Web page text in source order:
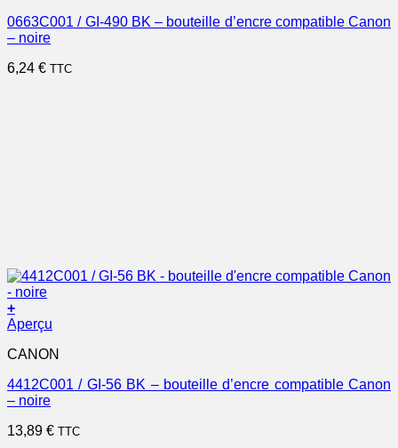
0663C001 / GI-490 BK – bouteille d’encre compatible Canon
– noire
6,24 € TTC
+
Aperçu
CANON
4412C001 / GI-56 BK – bouteille d’encre compatible Canon
– noire
13,89 € TTC